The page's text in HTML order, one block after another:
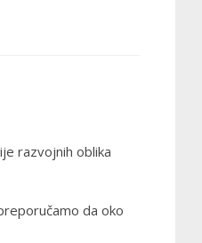
razvojnih oblika
da oko